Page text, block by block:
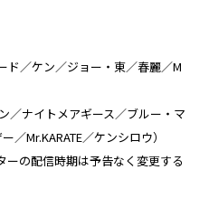
ド／ケン／ジョー・東／春麗／M
／ナイトメアギース／ブルー・マ
／Mr.KARATE／ケンシロウ）
の配信時期は予告なく変更する